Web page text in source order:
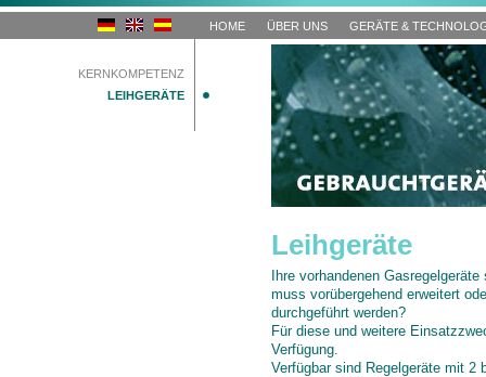
HOME ÜBER UNS GERÄTE &
KERNKOMPETENZ
LEIHGERÄTE
Leihgeräte
Ihre vorhandenen
muss vorübergehend erweitert
durchgeführt werden?
Für diese und weitere
Verfügung.
Verfügbar sind Regelgeräte mit 2